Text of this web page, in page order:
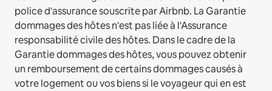
police d'assurance souscrite par Airbnb. La Garantie
dommages des hôtes n'est pas liée à l'Assurance
responsabilité civile des hôtes. Dans le cadre de la
Garantie dommages des hôtes, vous pouvez obtenir
un remboursement de certains dommages causés à
votre logement ou vos biens si le voyageur qui en est